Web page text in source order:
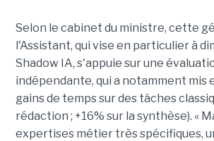
Selon le cabinet du ministre, cette
l'Assistant, qui vise en particulier à
Shadow IA, s'appuie sur une
indépendante, qui a notamment mis
gains de temps sur des tâches
rédaction ; +16% sur la synthèse). «
expertises métier très spécifiques,